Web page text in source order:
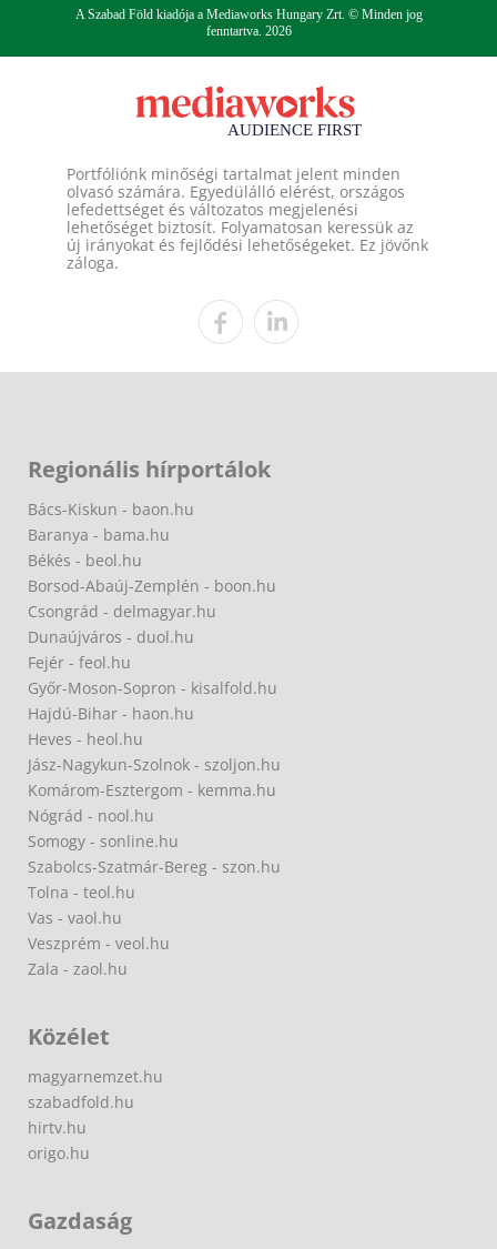
A Szabad Föld kiadója a Mediaworks Hungary Zrt. © Minden jog
fenntartva. 2026
Portfóliónk minőségi tartalmat jelent minden
olvasó számára. Egyedülálló elérést, országos
lefedettséget és változatos megjelenési
lehetőséget biztosít. Folyamatosan keressük az
új irányokat és fejlődési lehetőségeket. Ez jövőnk
záloga.
Regionális hírportálok
Bács-Kiskun - baon.hu
Baranya - bama.hu
Békés - beol.hu
Borsod-Abaúj-Zemplén - boon.hu
Csongrád - delmagyar.hu
Dunaújváros - duol.hu
Fejér - feol.hu
Győr-Moson-Sopron - kisalfold.hu
Hajdú-Bihar - haon.hu
Heves - heol.hu
Jász-Nagykun-Szolnok - szoljon.hu
Komárom-Esztergom - kemma.hu
Nógrád - nool.hu
Somogy - sonline.hu
Szabolcs-Szatmár-Bereg - szon.hu
Tolna - teol.hu
Vas - vaol.hu
Veszprém - veol.hu
Zala - zaol.hu
Közélet
magyarnemzet.hu
szabadfold.hu
hirtv.hu
origo.hu
Gazdaság